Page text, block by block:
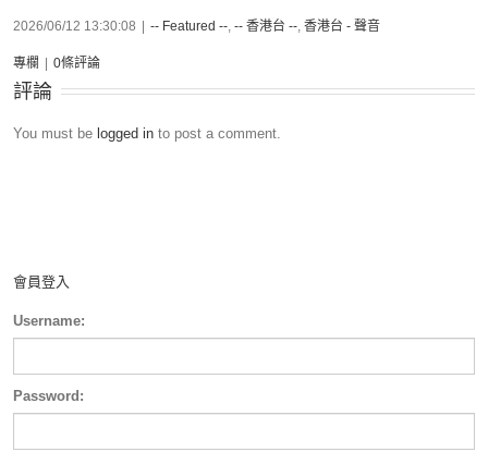
2026/06/12 13:30:08 -- Featured --, -- 香港台 --, 香港台 - 聲音
專欄 0條評論
評論
You must be logged in to post a comment.
會員登入
Username:
Password: